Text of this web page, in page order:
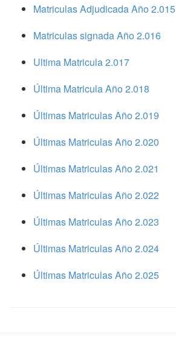
Matriculas Adjudicada Año 2.015
Matriculas signada Año 2.016
Ultima Matricula 2.017
Última Matricula Año 2.018
Últimas Matriculas Año 2.019
Últimas Matriculas Año 2.020
Últimas Matriculas Año 2.021
Últimas Matriculas Año 2.022
Últimas Matriculas Año 2.023
Últimas Matriculas Año 2.024
Últimas Matriculas Año 2.025